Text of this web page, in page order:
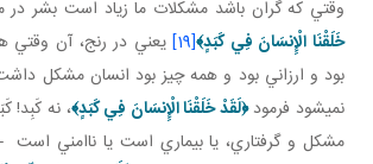
وقتي که گران باشد مشکلات ما زياد است بشر
خَلَقْنَا الْإِنسَانَ فِي كَبَدٍ﴾[19]
يعني در رنج، آن وقتي
بود و ارزاني بود و همه چيز بود انسان مشکل
نمي شود فرمود﴿لَقَدْ خَلَقْنَا الْإِنسَانَ فِي كَبَدٍ﴾، نه کَبِد!
مشکل و گرفتاري، يا بيماري است يا ناامني است